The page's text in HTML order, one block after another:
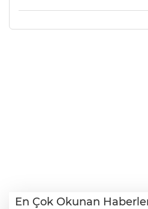
En Çok Okunan